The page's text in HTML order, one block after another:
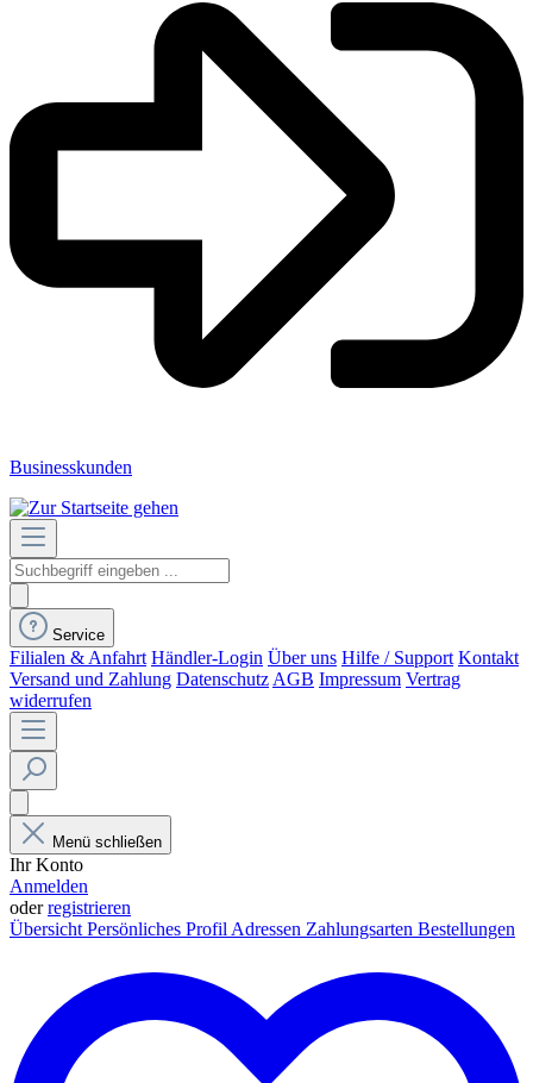
Businesskunden
Service
Filialen & Anfahrt Händler-Login Über uns Hilfe / Support Kontakt
Versand und Zahlung Datenschutz AGB Impressum Vertrag
widerrufen
Menü schließen
Ihr Konto
Anmelden
oderregistrieren
Übersicht Persönliches Profil Adressen Zahlungsarten Bestellungen